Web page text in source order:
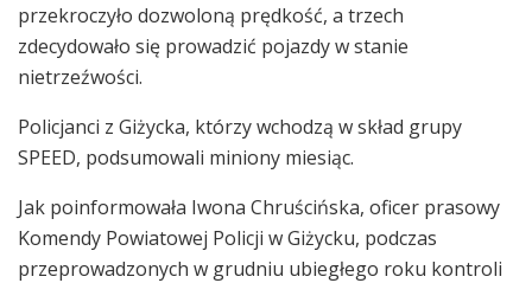
przekroczyło dozwoloną prędkość, a trzech
zdecydowało się prowadzić pojazdy w stanie
nietrzeźwości.
Policjanci z Giżycka, którzy wchodzą w skład grupy
SPEED, podsumowali miniony miesiąc.
Jak poinformowała Iwona Chruścińska, oficer prasowy
Komendy Powiatowej Policji w Giżycku, podczas
przeprowadzonych w grudniu ubiegłego roku kontroli